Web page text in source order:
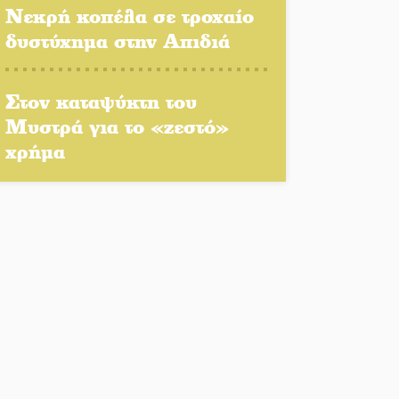
Στο Γύθειο η Άντζελα
Γκερέκου
Νεκρή κοπέλα σε τροχαίο
δυστύχημα στην Απιδιά
Στον καταψύκτη του
Μυστρά για το «ζεστό»
χρήμα